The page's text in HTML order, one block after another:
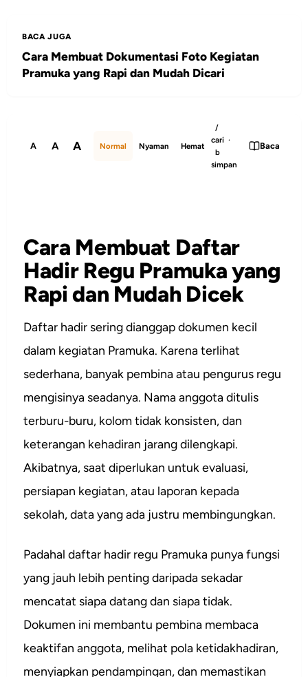
BACA JUGA
Cara Membuat Dokumentasi Foto Kegiatan
Pramuka yang Rapi dan Mudah Dicari
A A A Normal Nyaman Hemat
/
cari ·
b
simpan
Baca
Cara Membuat Daftar
Hadir Regu Pramuka yang
Rapi dan Mudah Dicek
Daftar hadir sering dianggap dokumen kecil
dalam kegiatan Pramuka. Karena terlihat
sederhana, banyak pembina atau pengurus regu
mengisinya seadanya. Nama anggota ditulis
terburu-buru, kolom tidak konsisten, dan
keterangan kehadiran jarang dilengkapi.
Akibatnya, saat diperlukan untuk evaluasi,
persiapan kegiatan, atau laporan kepada
sekolah, data yang ada justru membingungkan.
Padahal daftar hadir regu Pramuka punya fungsi
yang jauh lebih penting daripada sekadar
mencatat siapa datang dan siapa tidak.
Dokumen ini membantu pembina membaca
keaktifan anggota, melihat pola ketidakhadiran,
menyiapkan pendampingan, dan memastikan